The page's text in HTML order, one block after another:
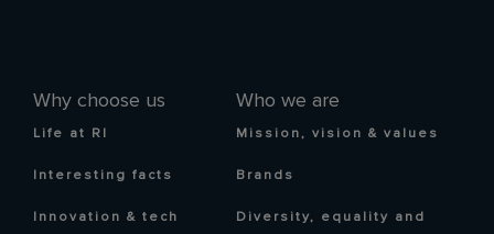
Why choose us
Life at RI
Interesting facts
Innovation & tech
Who we are
Mission, vision & values
Brands
Diversity, equality and